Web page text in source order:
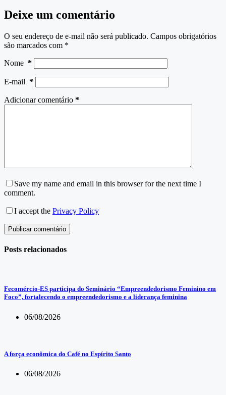
Deixe um comentário
O seu endereço de e-mail não será publicado. Campos obrigatórios
são marcados com *
Nome *
E-mail *
Adicionar comentário *
Save my name and email in this browser for the next time I
comment.
I accept the Privacy Policy
Publicar comentário
Posts relacionados
Fecomércio-ES participa do Seminário “Empreendedorismo Feminino em
Foco”, fortalecendo o empreendedorismo e a liderança feminina
06/08/2026
A força econômica do Café no Espírito Santo
06/08/2026